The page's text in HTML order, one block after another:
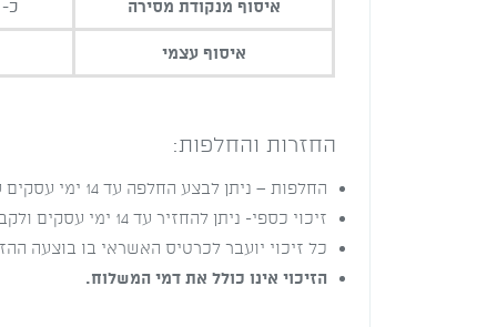
איסוף מנקודת מסירה כ- 7 ימי עסקים מיום האיסוף
איסוף עצמי
החזרות והחלפות:
החלפות – ניתן לבצע החלפה עד 14 ימי עסקים ע"י הגעה לחנות (בתיאום מראש) או בעזרת שליח בעלות 70 ש"ח לאיסוף ואספקה של המוצר החדש.
זיכוי כספי- ניתן להחזיר עד 14 ימי עסקים ולקבל זיכוי לאמצעי התשלום איתו בוצעה העסקה (בניכוי 5% כחוק).
כל זיכוי יועבר לכרטיס האשראי בו בוצעה
הזיכוי אינו כולל את דמי המשלוח.